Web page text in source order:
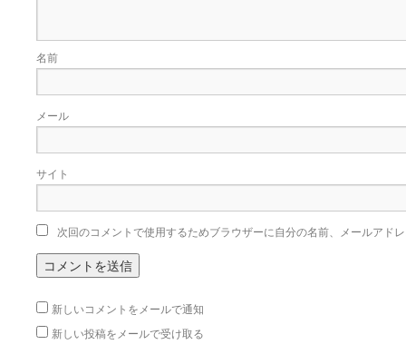
名前
メール
サイト
次回のコメントで使用するためブラウザーに自分の名前、メールアド
新しいコメントをメールで通知
新しい投稿をメールで受け取る